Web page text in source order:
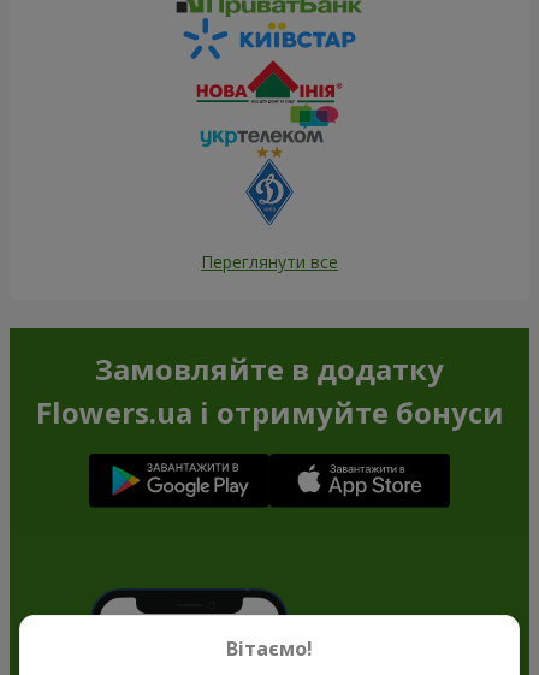
Переглянути все
Замовляйте в додатку
Flowers.ua і отримуйте бонуси
Вітаємо!